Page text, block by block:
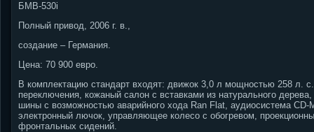
БМВ-530i
Полный привод, 2006 г. в.,
создание – Германия.
Цена: 70 900 евро.
В комплектацию стандарт входят: движок 3,0 л мощностью 258 л.
переключения, кожаный салон с вставками из натурального
шины с возможностью аварийного хода Ran Flat, аудиосистема
электронный лючок, управляющее колесо с обогревом,
фронтальных сидений.